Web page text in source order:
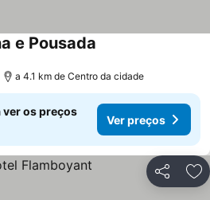
e Pousada
a 4.1 km de Centro da cidade
ver os preços
Ver preços
Partilhar